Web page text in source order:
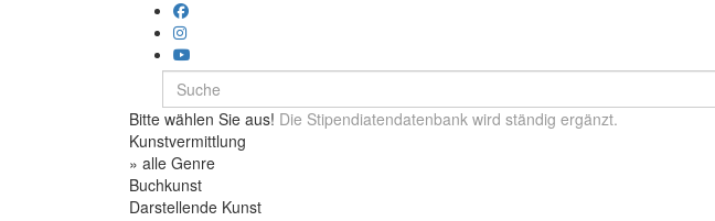
Bitte wählen Sie aus! Die Stipendiatendatenbank wird ständig ergänzt.
Kunstvermittlung
» alle Genre
Buchkunst
Darstellende Kunst